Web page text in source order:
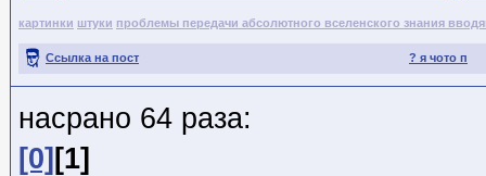
картинки штуки проблемы передачи абсолютного вселенского знания
? я чото п
Ссылка на пост
насрано 64 раза:
[0] [1]